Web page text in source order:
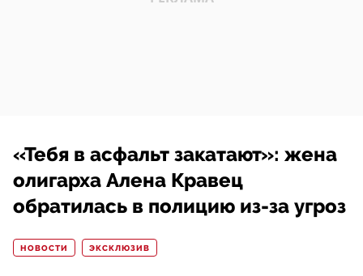
«Тебя в асфальт закатают»: жена
олигарха Алена Кравец
обратилась в полицию из-за угроз
НОВОСТИ ЭКСКЛЮЗИВ